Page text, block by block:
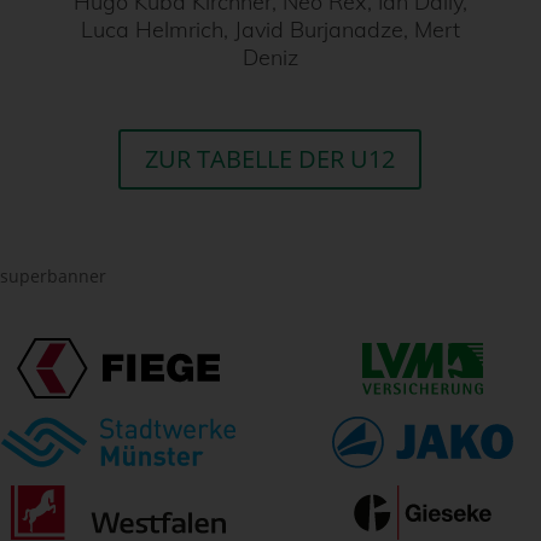
Luca Helmrich, Javid Burjanadze, Mert
Deniz
ZUR TABELLE DER U12
superbanner